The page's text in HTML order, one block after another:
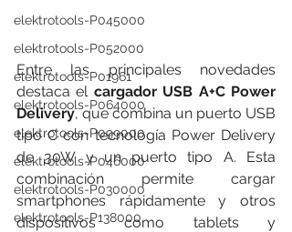
elektrotools-P045000
elektrotools-P052000
elektrotools-P01961
elektrotools-P064000
elektrotools-P099000
elektrotools-P046000
elektrotools-P030000
elektrotools-P138000
Entre las principales novedades
destaca el cargador USB A+C Power
Delivery, que combina un puerto USB
tipo C con tecnología Power Delivery
de 30W y un puerto tipo A. Esta
combinación permite cargar
smartphones rápidamente y otros
dispositivos como tablets y